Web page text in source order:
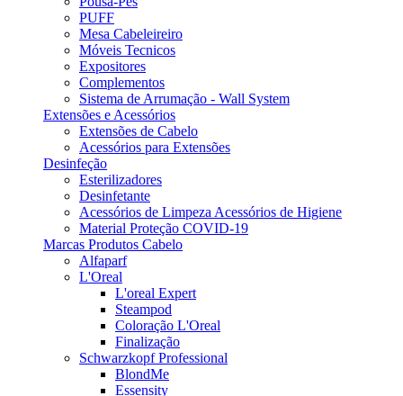
PUFF
Mesa Cabeleireiro
Móveis Tecnicos
Expositores
Complementos
Sistema de Arrumação - Wall System
Extensões e Acessórios
Extensões de Cabelo
Acessórios para Extensões
Desinfeção
Esterilizadores
Desinfetante
Acessórios de Limpeza Acessórios de Higiene
Material Proteção COVID-19
Marcas Produtos Cabelo
Alfaparf
L'Oreal
L'oreal Expert
Steampod
Coloração L'Oreal
Finalização
Schwarzkopf Professional
BlondMe
Essensity